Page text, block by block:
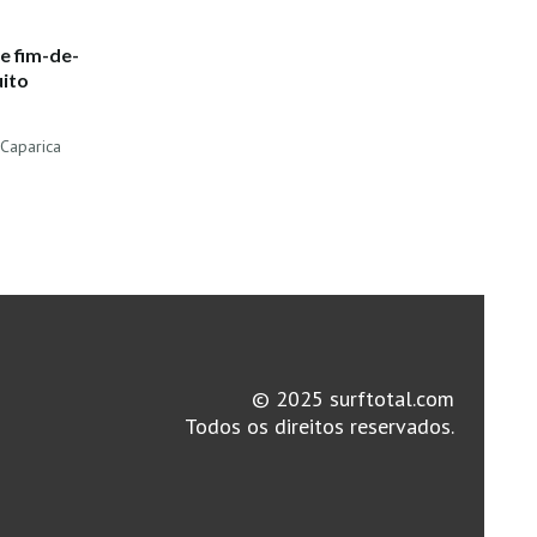
fim-de-
© 2025 surftotal.com
Todos os direitos reservados.